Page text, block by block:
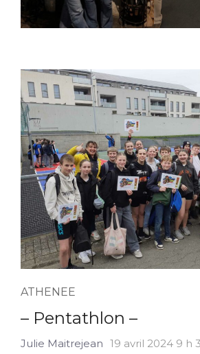
ATHENEE
– Pentathlon –
Julie Maitrejean 19 avril 2024 9 h